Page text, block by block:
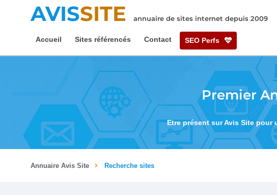
AVISSITE annuaire de sites internet depuis 2009
Accueil Sites référencés Contact SEO Perfs
Premier
Etre présent sur Avis Site pour
Annuaire Avis Site Recherche sites